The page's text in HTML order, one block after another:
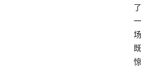
了
一
场
既
惊